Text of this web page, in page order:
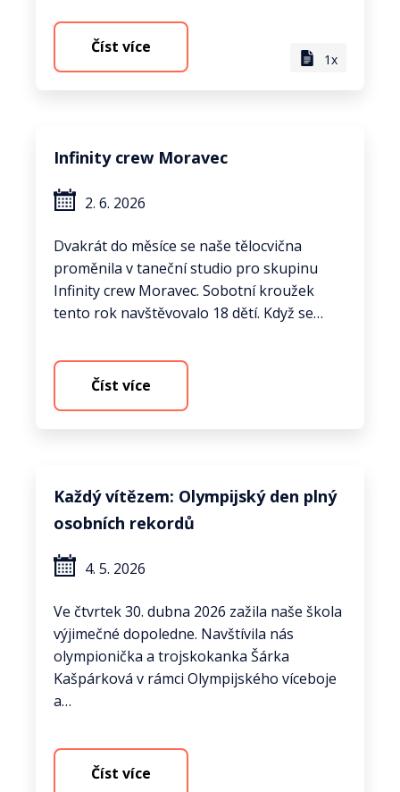
Číst více
1x
Infinity crew Moravec
2. 6. 2026
Dvakrát do měsíce se naše tělocvična
proměnila v taneční studio pro skupinu
Infinity crew Moravec. Sobotní kroužek
tento rok navštěvovalo 18 dětí. Když se…
Číst více
Každý vítězem: Olympijský den plný
osobních rekordů
4. 5. 2026
Ve čtvrtek 30. dubna 2026 zažila naše škola
výjimečné dopoledne. Navštívila nás
olympionička a trojskokanka Šárka
Kašpárková v rámci Olympijského víceboje
a…
Číst více